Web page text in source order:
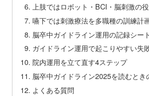
上肢ではロボット・BCI・脳刺激の
嚥下では刺激療法を多職種の訓練計
脳卒中ガイドライン運用の記録シー
ガイドライン運用で起こりやすい失
院内運用を立て直す4ステップ
脳卒中ガイドライン2025を読むとき
よくある質問